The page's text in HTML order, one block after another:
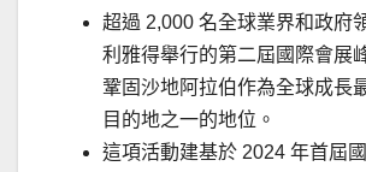
超過 2,000 名全球業界和政府
利雅得舉行的第二屆國際會展
鞏固沙地阿拉伯作為全球成長
目的地之一的地位。
這項活動建基於 2024 年首屆